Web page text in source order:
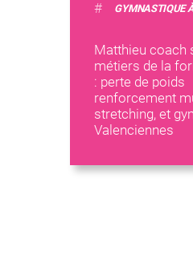
# GYMNASTIQUE
Matthieu coach
métiers de la
: perte de poids
renforcement
stretching, et
Valenciennes